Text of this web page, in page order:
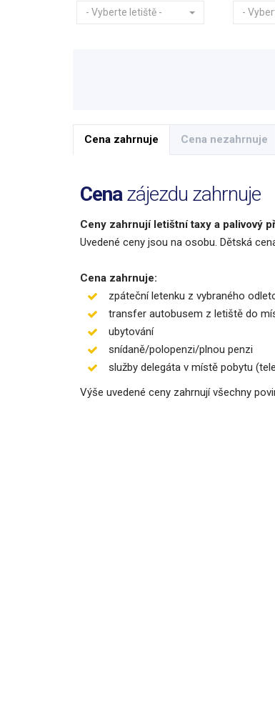
- Vyberte letiště - -
Cena zahrnuje Cena nezahrnuje
Cenazájezdu zahrnuje
Ceny zahrnují letištní taxy a palivový
Uvedené ceny jsou na osobu. Dětská
Cena zahrnuje:
zpáteční letenku z vybraného
transfer autobusem z letiště do
ubytování
snídaně/polopenzi/plnou penzi
služby delegáta v místě pobytu
Výše uvedené ceny zahrnují všechny